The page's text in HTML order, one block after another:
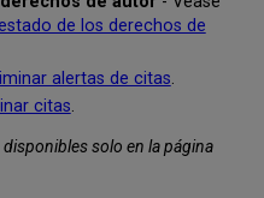
de los derechos de
alertas de citas.
citas.
solo en la página